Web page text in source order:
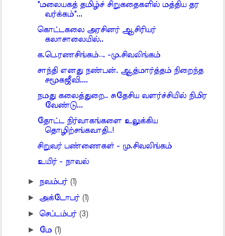
"மலையகத் தமிழ்ச் சிறுகதைகளில் மத்திய தர
வர்க்கம்"...
கொட்டகலை அரசினர் ஆசிரியர்
கலாசாலையில்..
க.பெ.ரணசிங்கம்…. -மு.சிவலிங்கம்
சாந்தி எனது நண்பன். ஆத்மார்த்தம் நிறைந்த
சமூகஜீவி....
நமது கலைத்துறை.. சுதேசிய வளர்ச்சியில் நிமிர
வேண்டு...
தோட்ட நிர்வாகங்களை உலுக்கிய
தொழிற்சங்கவாதி..!
சிறுவர் பண்ணைகள் - மு.சிவலிங்கம்
உயிர் - நாவல்
► நவம்பர் (1)
► அக்டோபர் (1)
► செப்டம்பர் (3)
► மே (1)